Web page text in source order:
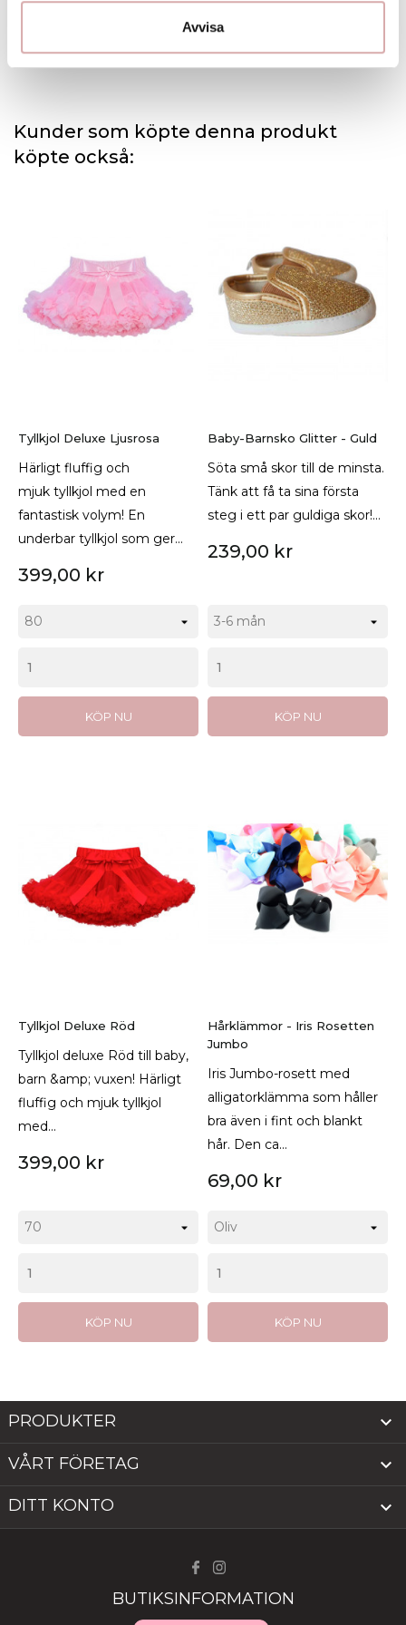
Avvisa
Kunder som köpte denna produkt
köpte också:
Tyllkjol Deluxe Ljusrosa
Härligt fluffig och
mjuk tyllkjol med en
fantastisk volym! En
underbar tyllkjol som ger...
399,00 kr
KÖP NU
Baby-Barnsko Glitter - Guld
Söta små skor till de minsta.
Tänk att få ta sina första
steg i ett par guldiga skor!...
239,00 kr
KÖP NU
Tyllkjol Deluxe Röd
Tyllkjol deluxe Röd till baby,
barn &amp; vuxen! Härligt
fluffig och mjuk tyllkjol
med...
399,00 kr
KÖP NU
Hårklämmor - Iris Rosetten
Jumbo
Iris Jumbo-rosett med
alligatorklämma som håller
bra även i fint och blankt
hår. Den ca...
69,00 kr
KÖP NU
PRODUKTER 
VÅRT FÖRETAG 
DITT KONTO 
BUTIKSINFORMATION